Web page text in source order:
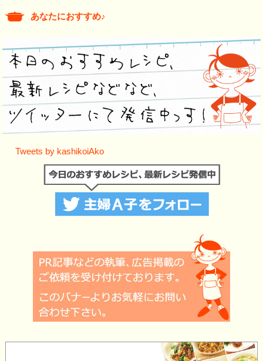
あなたにおすすめ♪
Tweets by kashikoiAko